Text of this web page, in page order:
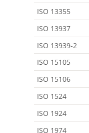
ISO 13355
ISO 13937
ISO 13939-2
ISO 15105
ISO 15106
ISO 1524
ISO 1924
ISO 1974